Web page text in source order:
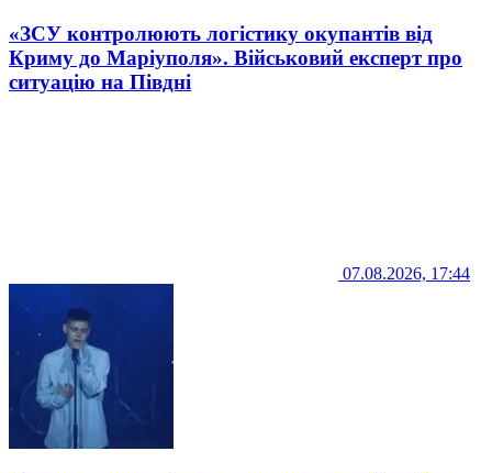
«ЗСУ контролюють логістику окупантів від
Криму до Маріуполя». Військовий експерт про
ситуацію на Півдні
07.08.2026, 17:44